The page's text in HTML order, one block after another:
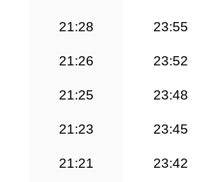
21:28 23:55
21:26 23:52
21:25 23:48
21:23 23:45
21:21 23:42